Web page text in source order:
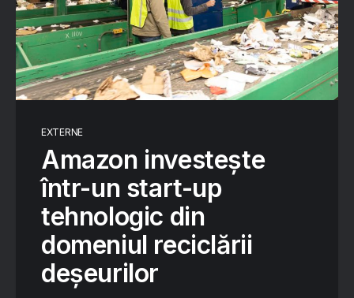
EXTERNE
Amazon investește
într-un start-up
tehnologic din
domeniul reciclării
deșeurilor